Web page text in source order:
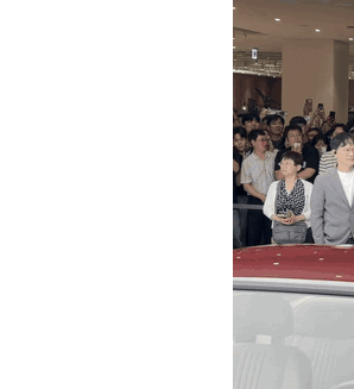
서울 낮 39도 '폭염중대경보
미 워싱턴주 스포캔 시의 통
[속보] 호르무즈 해협 이란-오
[속보] 이란 대통령 "지금 최고
[속보] "이란-오만, 호르무즈 해협